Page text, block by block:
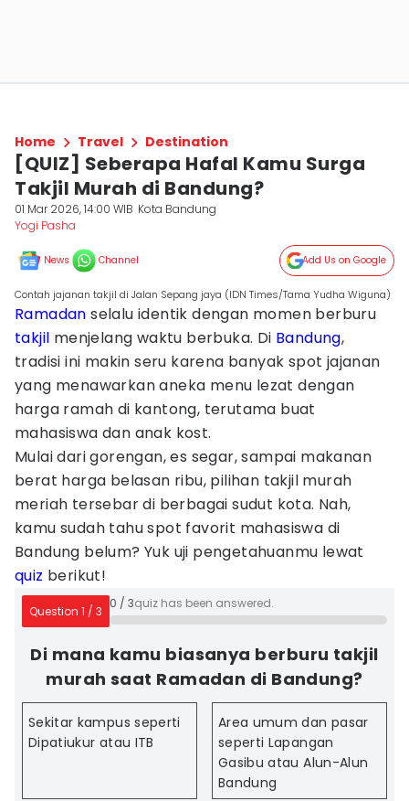
Home Travel Destination
[QUIZ] Seberapa Hafal Kamu Surga
Takjil Murah di Bandung?
01 Mar 2026, 14:00 WIB Kota Bandung
Yogi Pasha
News Channel Add Us on Google
Contah jajanan takjil di Jalan Sepang jaya (IDN Times/Tama Yudha Wiguna)
Ramadan selalu identik dengan momen berburu
takjil menjelang waktu berbuka. Di Bandung,
tradisi ini makin seru karena banyak spot jajanan
yang menawarkan aneka menu lezat dengan
harga ramah di kantong, terutama buat
mahasiswa dan anak kost.
Mulai dari gorengan, es segar, sampai makanan
berat harga belasan ribu, pilihan takjil murah
meriah tersebar di berbagai sudut kota. Nah,
kamu sudah tahu spot favorit mahasiswa di
Bandung belum? Yuk uji pengetahuanmu lewat
quiz berikut!
Question 1 / 3
0 / 3quiz has been answered.
Di mana kamu biasanya berburu takjil
murah saat Ramadan di Bandung?
Sekitar kampus seperti
Dipatiukur atau ITB
Area umum dan pasar
seperti Lapangan
Gasibu atau Alun-Alun
Bandung